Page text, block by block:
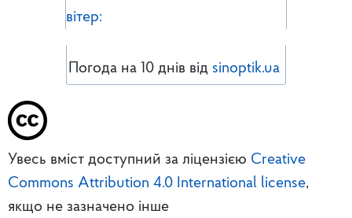
вітер:
Погода на 10 днів від sinoptik.ua
Увесь вміст доступний за ліцензією Creative
Commons Attribution 4.0 International license,
якщо не зазначено інше